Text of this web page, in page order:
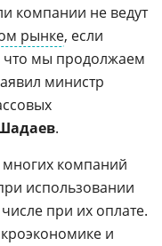
компании не ведут
рынке, если
что мы продолжаем
министр
.
многих компаний
использовании
при их оплате.
и